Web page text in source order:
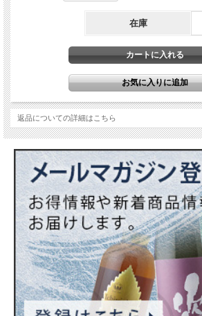
在庫
返品についての詳細はこちら